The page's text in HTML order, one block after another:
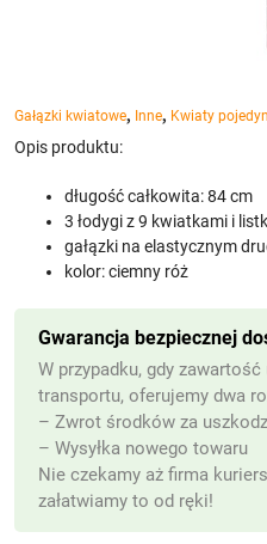
Gałązki kwiatowe, Inne, Kwiaty
Opis produktu:
długość całkowita: 84 cm
3 łodygi z 9 kwiatkami i
gałązki na elastycznym
kolor: ciemny róż
Gwarancja bezpiecznej
W przypadku, gdy
transportu, oferujemy dwa
– Zwrot środków za
– Wysyłka nowego towaru
Nie czekamy aż firma
załatwiamy to od ręki!